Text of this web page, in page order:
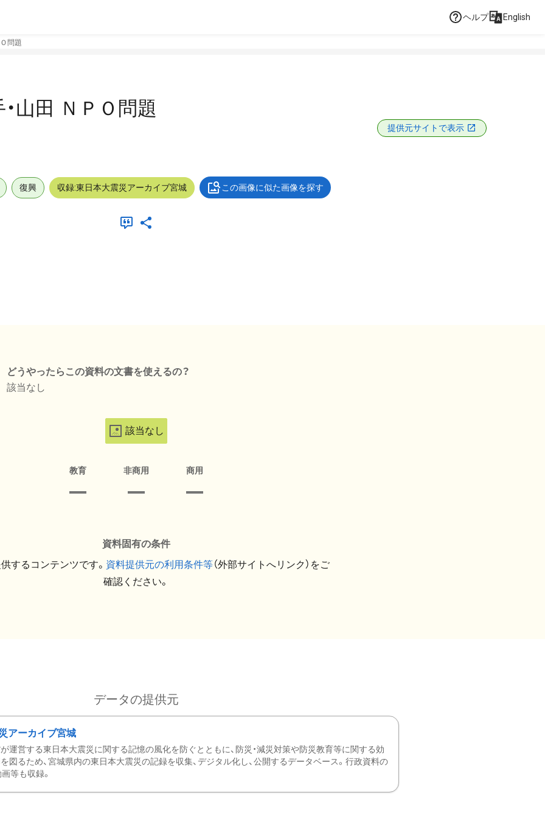
ヘルプ English
問題
山田 ＮＰＯ問題
提供元サイトで表示
復興 収録:東日本大震災アーカイブ宮城 この画像に似た画像を探す
どうやったらこの資料の文書を使えるの？
該当なし
該当なし
教育 非商用 商用
資料固有の条件
するコンテンツです。 資料提供元の利用条件等（外部サイトへリンク）をご
確認ください。
データの提供元
アーカイブ宮城
運営する東日本大震災に関する記憶の風化を防ぐとともに、防災・減災対策や防災教育等に関する効
図るため、宮城県内の東日本大震災の記録を収集、デジタル化し、公開するデータベース。行政資料の
等も収録。